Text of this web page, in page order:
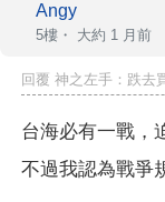
Angy
5樓・ 大約 1 月前
回覆 神之左手：跌去
台海必有一戰，
不過我認為戰爭